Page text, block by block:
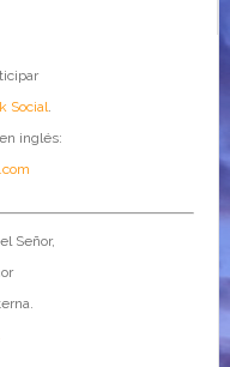
Social.
inglés:
Señor,